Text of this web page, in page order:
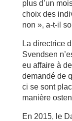
plus d’un
choix des
non », a-t-il
La directrice
Svendsen
eu affaire à
demandé de
ci se sont
manière
En 2015, le